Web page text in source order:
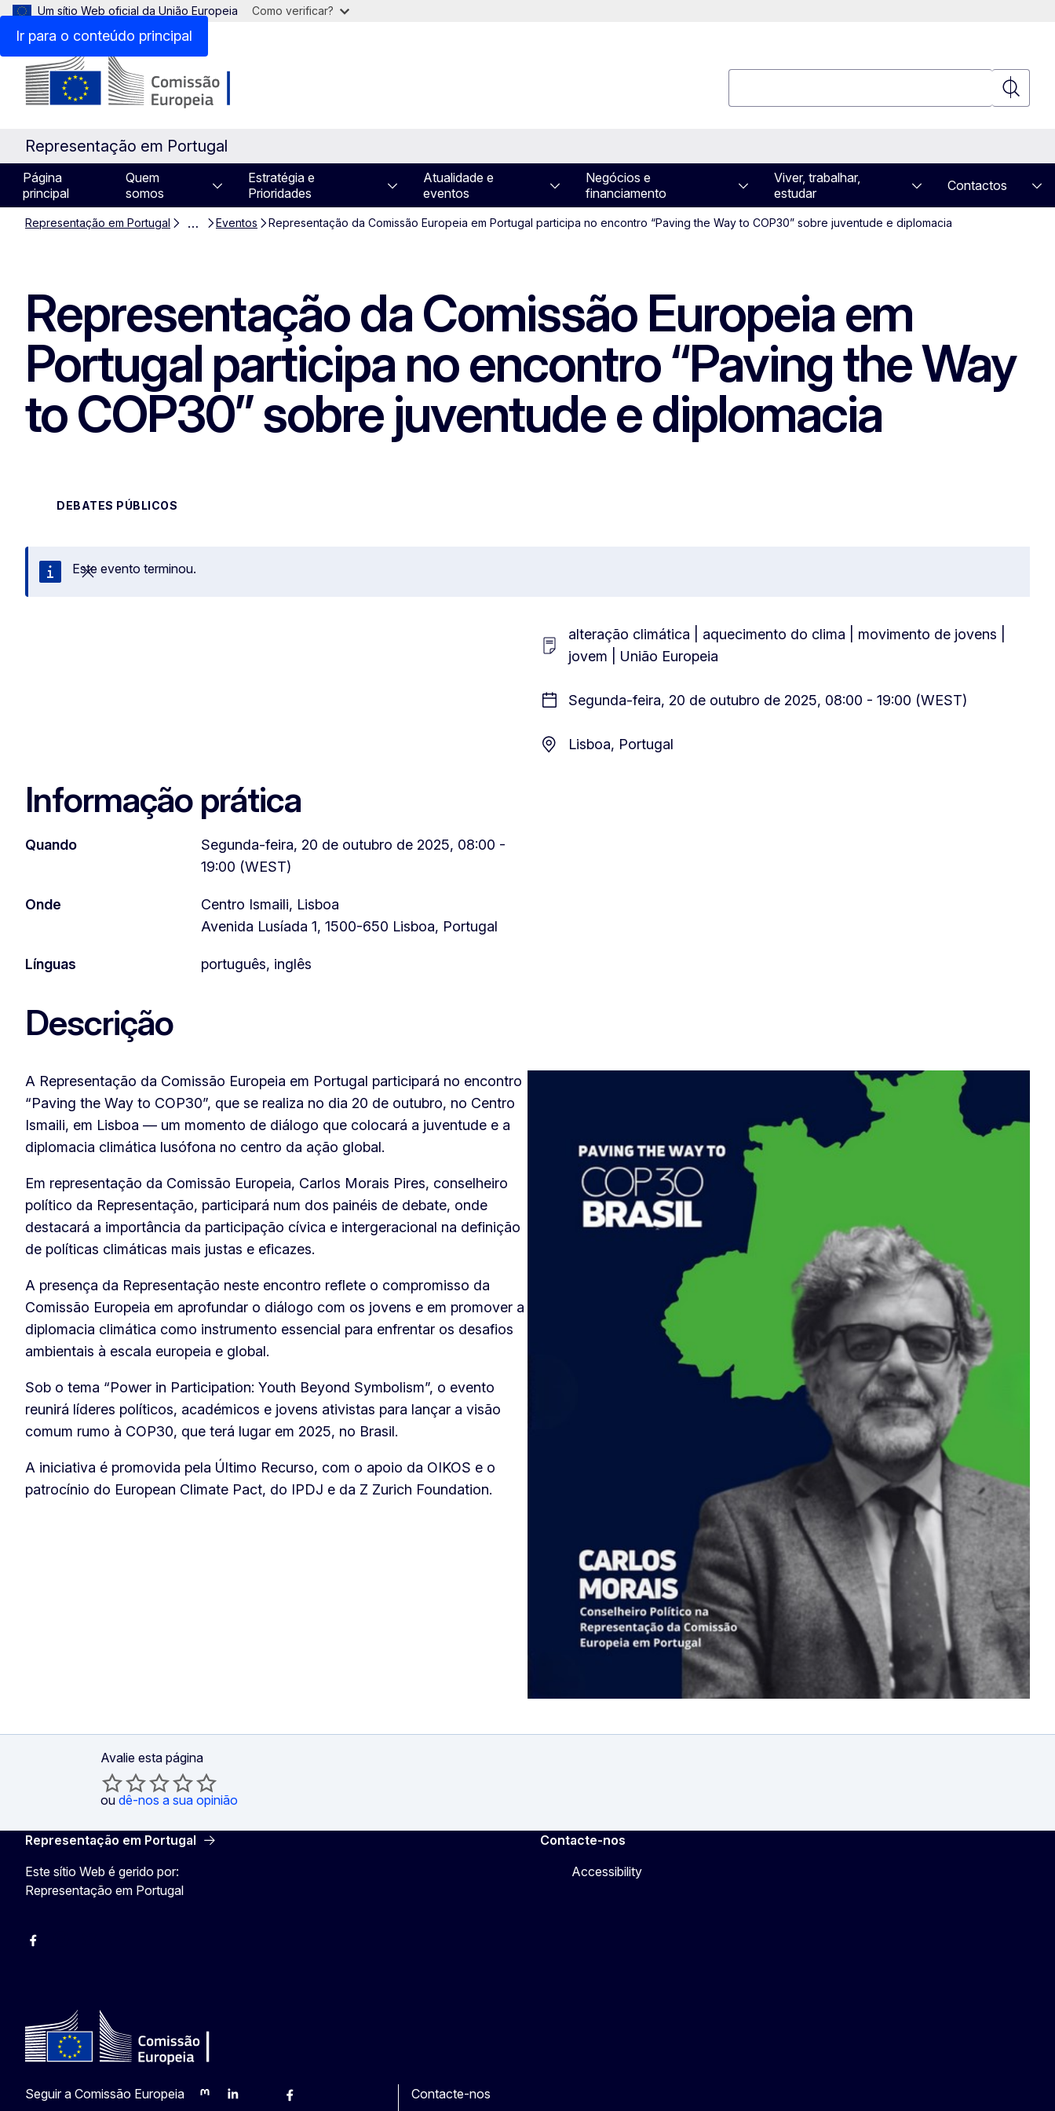
Ir para o conteúdo principal
Um sítio Web oficial da União Europeia Como verificar?
Representação em Portugal
Página
principal
Quem
somos
Estratégia e
Prioridades
Atualidade e
eventos
Negócios e
financiamento
Viver, trabalhar,
estudar
Contactos
Representação em Portugal … Eventos Representação da Comissão Europeia em Portugal participa no encontro “Paving the Way to COP30” sobre juventude e diplomacia
Representação da Comissão Europeia em
Portugal participa no encontro “Paving the Way
to COP30” sobre juventude e diplomacia
DEBATES PÚBLICOS
Fechar
Este evento terminou.
alteração climática | aquecimento do clima | movimento de jovens |
jovem | União Europeia
Segunda-feira, 20 de outubro de 2025, 08:00 - 19:00 (WEST)
Lisboa, Portugal
Informação prática
Quando
Segunda-feira, 20 de outubro de 2025, 08:00 -
19:00 (WEST)
Onde
Centro Ismaili, Lisboa
Avenida Lusíada 1, 1500-650 Lisboa, Portugal
Línguas português, inglês
Descrição
A Representação da Comissão Europeia em Portugal participará no encontro
“Paving the Way to COP30”, que se realiza no dia 20 de outubro, no Centro
Ismaili, em Lisboa — um momento de diálogo que colocará a juventude e a
diplomacia climática lusófona no centro da ação global.
Em representação da Comissão Europeia, Carlos Morais Pires, conselheiro
político da Representação, participará num dos painéis de debate, onde
destacará a importância da participação cívica e intergeracional na definição
de políticas climáticas mais justas e eficazes.
A presença da Representação neste encontro reflete o compromisso da
Comissão Europeia em aprofundar o diálogo com os jovens e em promover a
diplomacia climática como instrumento essencial para enfrentar os desafios
ambientais à escala europeia e global.
Sob o tema “Power in Participation: Youth Beyond Symbolism”, o evento
reunirá líderes políticos, académicos e jovens ativistas para lançar a visão
comum rumo à COP30, que terá lugar em 2025, no Brasil.
A iniciativa é promovida pela Último Recurso, com o apoio da OIKOS e o
patrocínio do European Climate Pact, do IPDJ e da Z Zurich Foundation.
Avalie esta página
ou dê-nos a sua opinião
Representação em Portugal
Este sítio Web é gerido por:
Representação em Portugal
Facebook
Contacte-nos
Accessibility
Seguir a Comissão Europeia
MastodonLinkedInBlueskyFacebook
Contacte-nos